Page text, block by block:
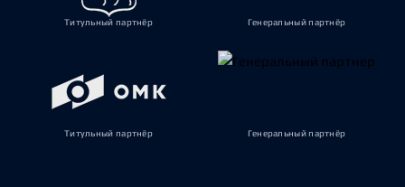
Титульный партнёр Генеральный партнёр
Титульный партнёр Генеральный партнёр